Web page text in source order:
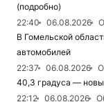
(подробно)
22:40
06.08.2026
В Гомельской
автомобилей
22:37
06.08.2026
40,3 градуса —
22:12
06.08.2026